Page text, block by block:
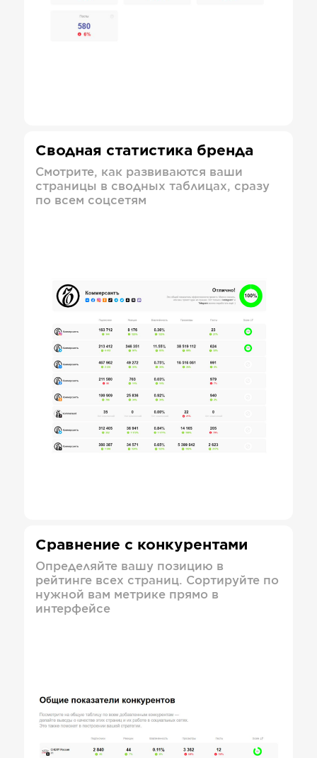
Сводная статистика бренда
Смотрите, как развиваются ваши
страницы в сводных таблицах, сразу
по всем соцсетям
Сравнение с конкурентами
Определяйте вашу позицию в
рейтинге всех страниц. Сортируйте по
нужной вам метрике прямо в
интерфейсе